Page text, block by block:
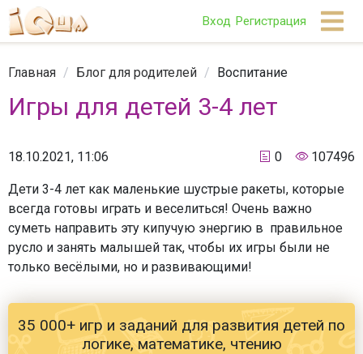
Вход Регистрация
Главная / Блог для родителей / Воспитание
Игры для детей 3-4 лет
18.10.2021, 11:06 0 107496
Дети 3-4 лет как маленькие шустрые ракеты, которые
всегда готовы играть и веселиться! Очень важно
суметь направить эту кипучую энергию в правильное
русло и занять малышей так, чтобы их игры были не
только весёлыми, но и развивающими!
35 000+ игр и заданий для развития детей по
логике, математике, чтению